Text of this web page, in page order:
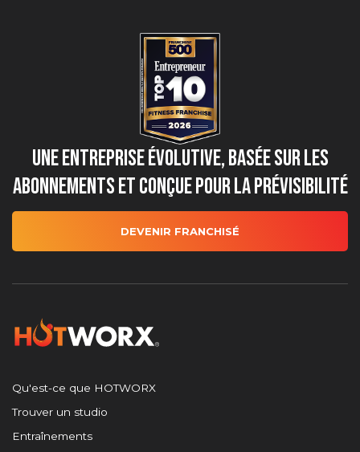
Une entreprise évolutive, basée sur les
abonnements et conçue pour la prévisibilité
DEVENIR FRANCHISÉ
Qu'est-ce que HOTWORX
Trouver un studio
Entraînements